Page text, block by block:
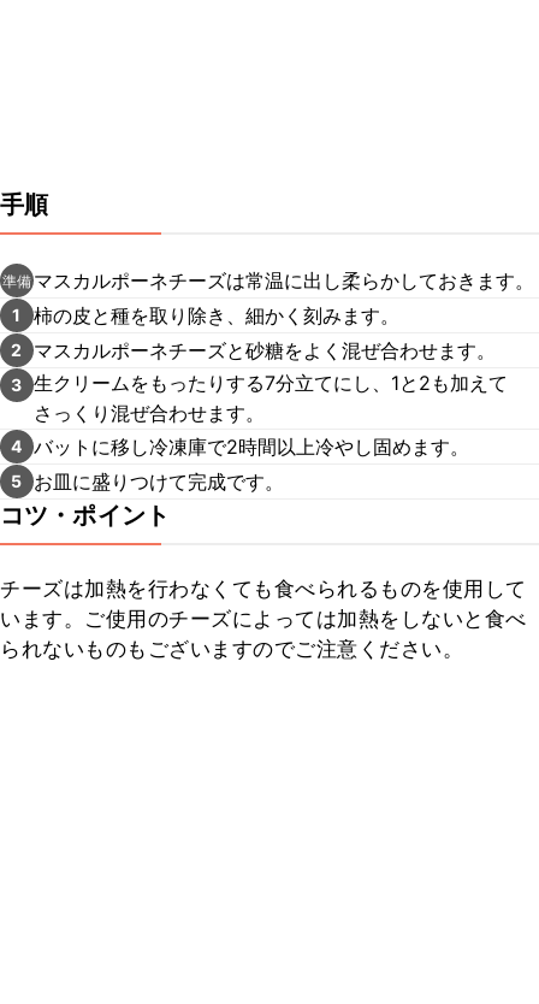
手順
準備 マスカルポーネチーズは常温に出し柔らかしておきます。
1 柿の皮と種を取り除き、細かく刻みます。
2 マスカルポーネチーズと砂糖をよく混ぜ合わせます。
3 生クリームをもったりする7分立てにし、1と2も加えて
さっくり混ぜ合わせます。
4 バットに移し冷凍庫で2時間以上冷やし固めます。
5 お皿に盛りつけて完成です。
コツ・ポイント
チーズは加熱を行わなくても食べられるものを使用して
います。ご使用のチーズによっては加熱をしないと食べ
られないものもございますのでご注意ください。